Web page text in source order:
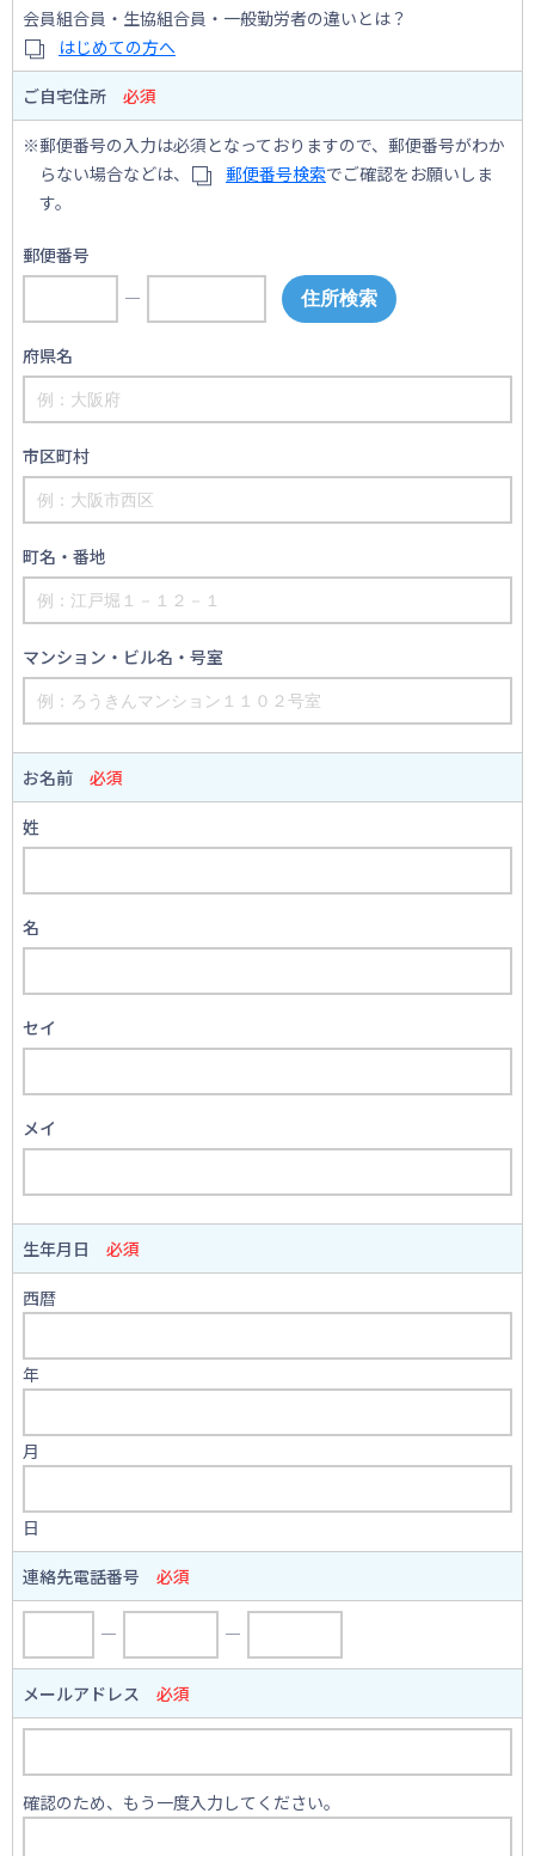
会員組合員・生協組合員・一般勤労者の違いとは？
はじめての方へ
ご自宅住所 必須
郵便番号の入力は必須となっておりますので、郵便番号がわか
らない場合などは、
郵便番号検索でご確認をお願いしま
す。
郵便番号
―
府県名
市区町村
町名・番地
マンション・ビル名・号室
お名前 必須
姓
名
セイ
メイ
生年月日 必須
西暦
年
月
日
連絡先電話番号 必須
― ―
メールアドレス 必須
確認のため、もう一度入力してください。